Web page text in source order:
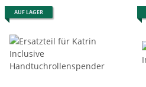
AUF LAGER